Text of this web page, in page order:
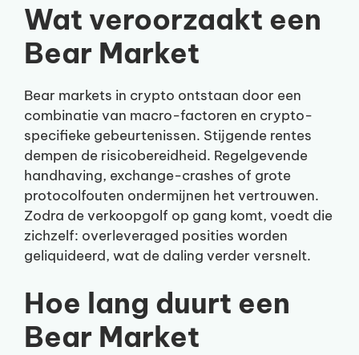
Wat veroorzaakt een
Bear Market
Bear markets in crypto ontstaan door een
combinatie van macro-factoren en crypto-
specifieke gebeurtenissen. Stijgende rentes
dempen de risicobereidheid. Regelgevende
handhaving, exchange-crashes of grote
protocolfouten ondermijnen het vertrouwen.
Zodra de verkoopgolf op gang komt, voedt die
zichzelf: overleveraged posities worden
geliquideerd, wat de daling verder versnelt.
Hoe lang duurt een
Bear Market